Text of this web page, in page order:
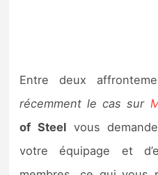
Entre deux
récemment le cas sur
of Steelvous
votre équipage et